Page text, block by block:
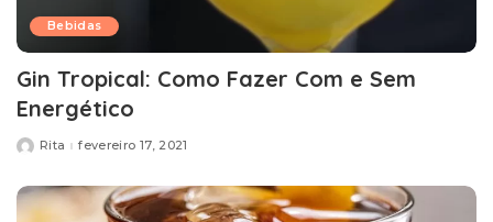
Bebidas
Gin Tropical: Como Fazer Com e Sem
Energético
Posted
Rita fevereiro 17, 2021